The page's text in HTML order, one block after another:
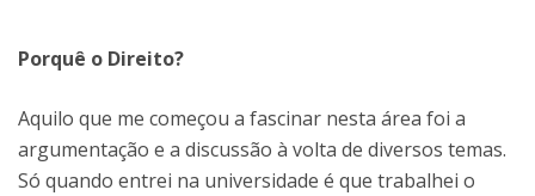
Porquê o Direito?
Aquilo que me começou a fascinar nesta área foi a
argumentação e a discussão à volta de diversos temas.
Só quando entrei na universidade é que trabalhei o